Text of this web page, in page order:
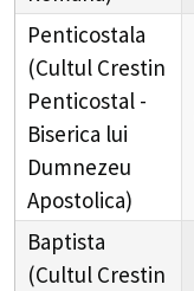
Penticostala
(Cultul Crestin
Penticostal -
Biserica lui
Dumnezeu
Apostolica)
Baptista
(Cultul Crestin